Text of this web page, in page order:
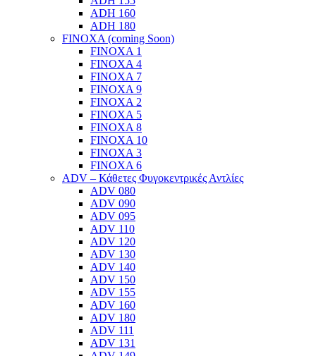
ADH 160
ADH 180
FINOXA (coming Soon)
FINOXA 1
FINOXA 4
FINOXA 7
FINOXA 9
FINOXA 2
FINOXA 5
FINOXA 8
FINOXA 10
FINOXA 3
FINOXA 6
ADV – Κάθετες Φυγοκεντρικές Αντλίες
ADV 080
ADV 090
ADV 095
ADV 110
ADV 120
ADV 130
ADV 140
ADV 150
ADV 155
ADV 160
ADV 180
ADV 111
ADV 131